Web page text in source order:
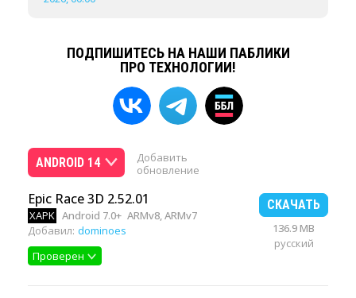
ПОДПИШИТЕСЬ НА НАШИ ПАБЛИКИ
ПРО ТЕХНОЛОГИИ!
ANDROID 14
Добавить
обновление
Epic Race 3D 2.52.01
XAPK Android 7.0+ ARMv8, ARMv7
Добавил: dominoes
Проверен
СКАЧАТЬ
136.9 MB
русский